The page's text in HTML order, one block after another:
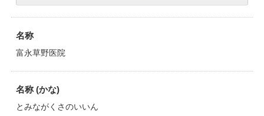
名称
富永草野医院
名称 (かな)
とみながくさのいいん